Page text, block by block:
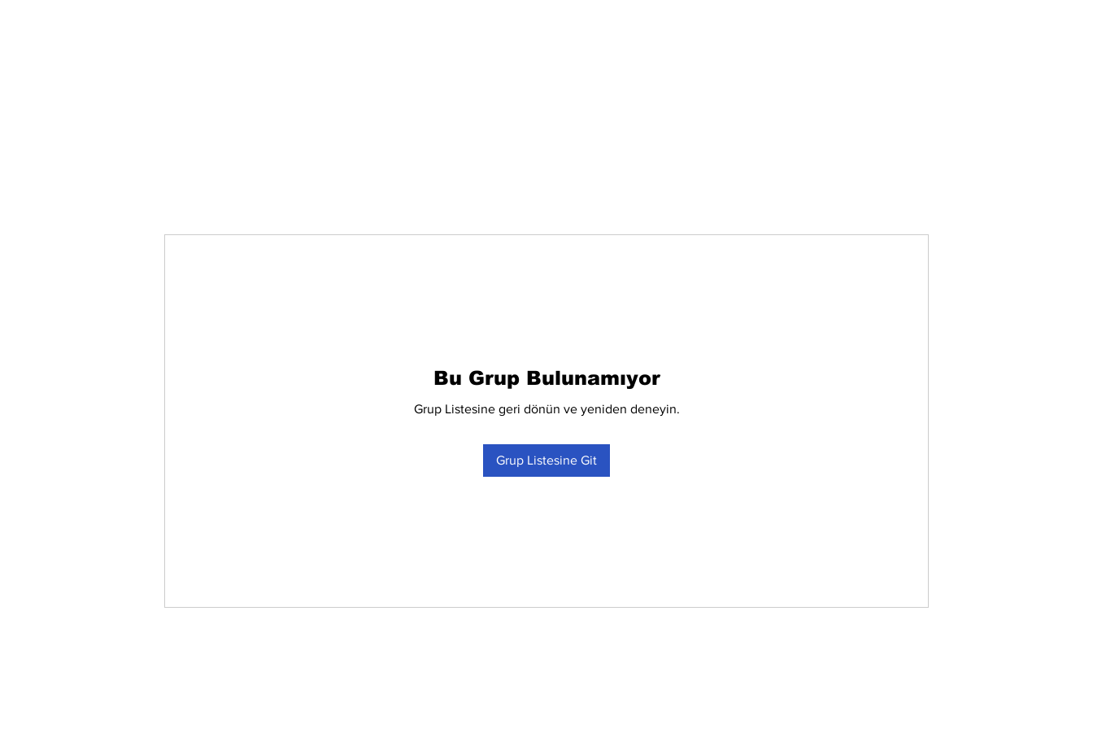
Bu Grup Bulunamıyor
Grup Listesine geri dönün ve yeniden deneyin.
Grup Listesine Git